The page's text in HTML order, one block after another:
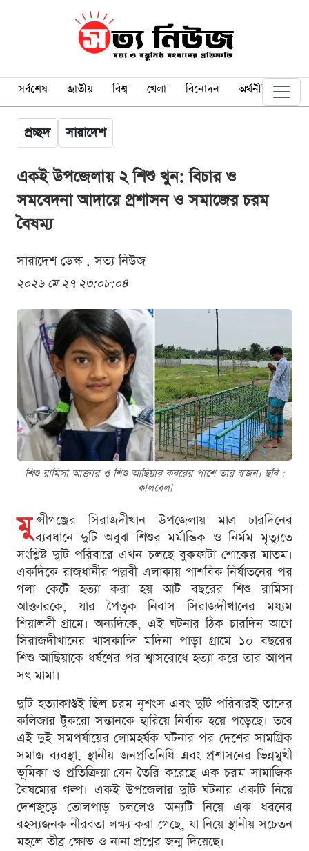
সর্বশেষ জাতীয় বিশ্ব খেলা বিনোদন অর্থনীতি
প্রচ্ছদ সারাদেশ
একই উপজেলায় ২ শিশু খুন: বিচার ও
সমবেদনা আদায়ে প্রশাসন ও সমাজের চরম
বৈষম্য
সারাদেশ ডেস্ক . সত্য নিউজ
২০২৬ মে ২৭ ২৩:০৮:০৪
শিশু রামিসা আক্তার ও শিশু আছিয়ার কবরের পাশে তার স্বজন। ছবি :
কালবেলা
মু ন্সীগঞ্জের সিরাজদীখান উপজেলায় মাত্র চারদিনের
ব্যবধানে দুটি অবুঝ শিশুর মর্মান্তিক ও নির্মম মৃত্যুতে
সংশ্লিষ্ট দুটি পরিবারে এখন চলছে বুকফাটা শোকের মাতম।
একদিকে রাজধানীর পল্লবী এলাকায় পাশবিক নির্যাতনের পর
গলা কেটে হত্যা করা হয় আট বছরের শিশু রামিসা
আক্তারকে, যার পৈতৃক নিবাস সিরাজদীখানের মধ্যম
শিয়ালদী গ্রামে। অন্যদিকে, এই ঘটনার ঠিক চারদিন আগে
সিরাজদীখানের খাসকান্দি মদিনা পাড়া গ্রামে ১০ বছরের
শিশু আছিয়াকে ধর্ষণের পর শ্বাসরোধে হত্যা করে তার আপন
সৎ মামা।
দুটি হত্যাকাণ্ডই ছিল চরম নৃশংস এবং দুটি পরিবারই তাদের
কলিজার টুকরো সন্তানকে হারিয়ে নির্বাক হয়ে পড়েছে। তবে
এই দুই সমপর্যায়ের লোমহর্ষক ঘটনার পর দেশের সামগ্রিক
সমাজ ব্যবস্থা, স্থানীয় জনপ্রতিনিধি এবং প্রশাসনের ভিন্নমুখী
ভূমিকা ও প্রতিক্রিয়া যেন তৈরি করেছে এক চরম সামাজিক
বৈষম্যের গল্প। একই উপজেলার দুটি ঘটনার একটি নিয়ে
দেশজুড়ে তোলপাড় চললেও অন্যটি নিয়ে এক ধরনের
রহস্যজনক নীরবতা লক্ষ্য করা গেছে, যা নিয়ে স্থানীয় সচেতন
মহলে তীব্র ক্ষোভ ও নানা প্রশ্নের জন্ম দিয়েছে।